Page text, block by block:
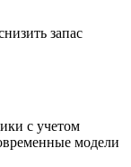
запас
с учетом
модели